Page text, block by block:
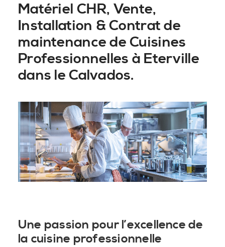
Matériel CHR, Vente,
Installation & Contrat de
maintenance de Cuisines
Professionnelles à Eterville
dans le Calvados.
Une passion pour l’excellence de
la cuisine professionnelle